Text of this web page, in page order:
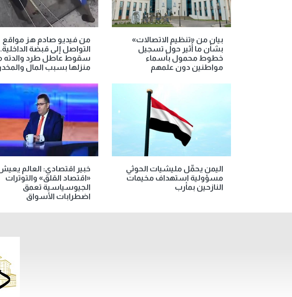
بيان من «تنظيم الاتصالات»
بشأن ما أُثير حول تسجيل
خطوط محمول بأسماء
مواطنين دون علمهم
من فيديو صادم هز مواقع
التواصل إلى قبضة
سقوط عاطل طرد والدته
منزلها بسبب المال
اليمن يحمِّل مليشيات الحوثي
مسؤولية استهداف مخيمات
النازحين بمأرب
خبير اقتصادي: العالم
«اقتصاد القلق» والتوترات
الجيوسياسية تعمق
اضطرابات الأسواق